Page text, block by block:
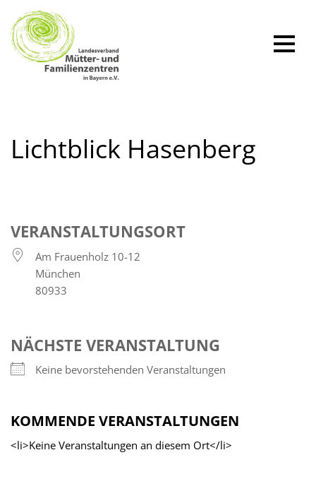
Zum
Inhalt
springen
Lichtblick Hasenberg
VERANSTALTUNGSORT
Am Frauenholz 10-12
München
80933
NÄCHSTE VERANSTALTUNG
Keine bevorstehenden Veranstaltungen
KOMMENDE VERANSTALTUNGEN
<li>Keine Veranstaltungen an diesem Ort</li>